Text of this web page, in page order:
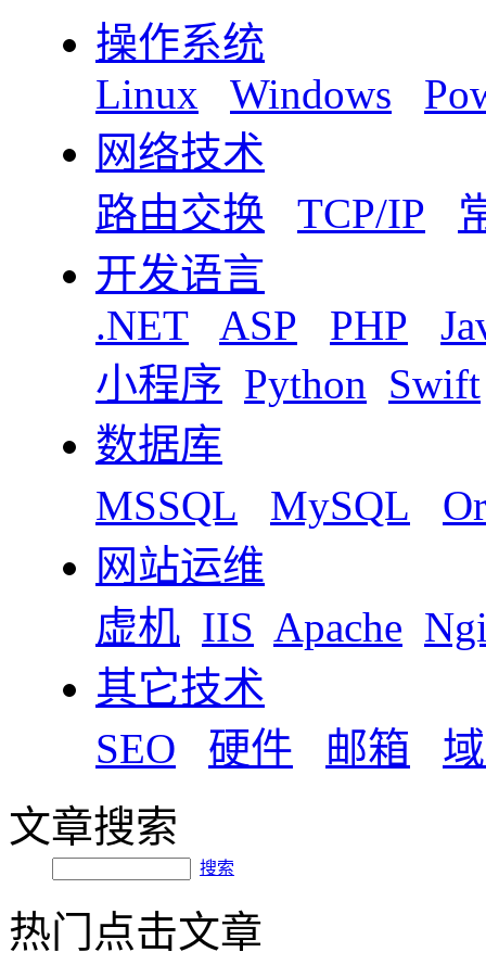
操作系统
Linux
Windows
网络技术
路由交换
TCP/IP
开发语言
.NET
ASP PHP
小程序 Python Swift
数据库
MSSQL
MySQL
网站运维
虚机 IIS Apache
其它技术
SEO
硬件 邮箱
文章搜索
搜索
热门点击文章